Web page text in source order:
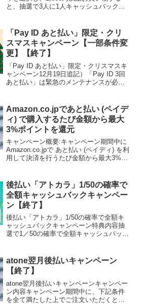
と、抽選で3人に1人キャッシュバックキ
ン概要・特典キャンペーン期間中...
「Pay ID あと払い」限定・クリ
スマスキャンペーン【一部条件変
更】【終了】
「Pay ID あと払い」限定・クリスマスキ
ャンペーン12月19日追記）「Pay ID 3回
あと払い」は緊急のメンテナンスが必要
訳ございません。緊急メンテナンス期
間：1...
Amazon.co.jpであと払い (ペイデ
ィ) で購入するたび金額から最大
3%ポイントを還元
キャンペーン概要:キャンペーン期間中に
Amazon.co.jpで あと払い (ペイディ) を利
用して決済を行うたび金額から最大3%分
イントまで付与されます。※...
後払い「アトカラ」1/50の確率で
全額キャッシュバックキャンペー
ン【終了】
後払い「アトカラ」1/50の確率で全額キ
ャッシュバックキャンペーン特典内容抽
選で1／50の確率で全額キャッシュバック
なります。①アプリまたはWEBから利用
登録②対象シ...
atone翌月後払いキャンペーン
【終了】
atone翌月後払いキャンペーンキャンペー
ン内容キャンペーン期間中に、下記条件
を全て満たした上でご注文いただくと、